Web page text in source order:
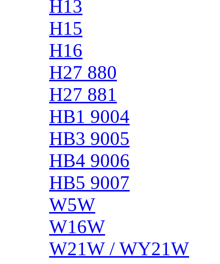
H13
H15
H16
H27 880
H27 881
HB1 9004
HB3 9005
HB4 9006
HB5 9007
W5W
W16W
W21W / WY21W